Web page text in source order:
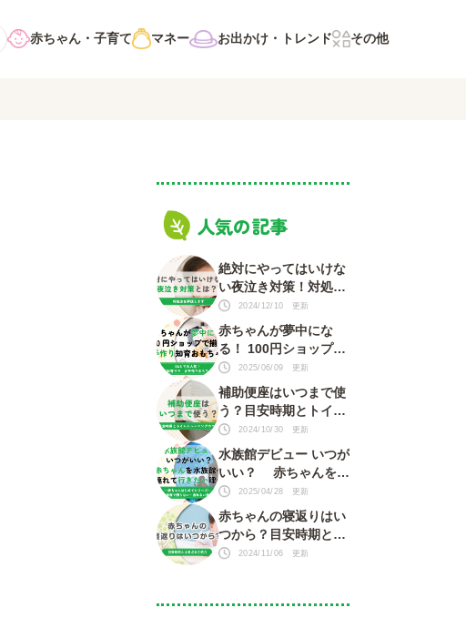
赤ちゃん・子育て マネー お出かけ・トレンド その他
人気の記事
絶対にやってはいけな
い夜泣き対策！対処法
を知って赤ちゃんもマ
マも安心
2024/12/10 更新
赤ちゃんが夢中にな
る！ 100円ショップで
揃う 手づくり知育おも
ちゃ
2025/06/09 更新
補助便座はいつまで使
う？目安時期とトイレ
トレーニングのコツ
2024/10/30 更新
水族館デビュー いつが
いい？ 赤ちゃんを水
族館に連れて行きたい
理由がいっぱい！
2025/04/28 更新
赤ちゃんの寝返りはい
つから？目安時期と注
意点をご紹介
2024/11/06 更新